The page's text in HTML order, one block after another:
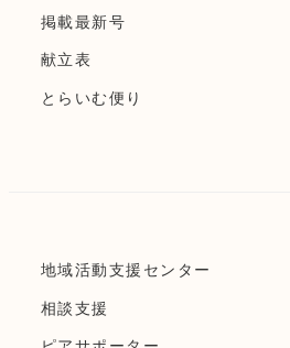
掲載最新号
献立表
とらいむ便り
地域活動支援センター
相談支援